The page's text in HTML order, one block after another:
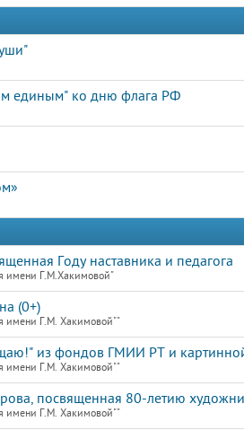
единым" ко дню флага РФ
Году наставника и педагога
имени Г.М.Хакимовой"
(0+)
имени Г.М. Хакимовой""
из фондов ГМИИ РТ и
имени Г.М. Хакимовой""
посвященная 80-летию
имени Г.М. Хакимовой""